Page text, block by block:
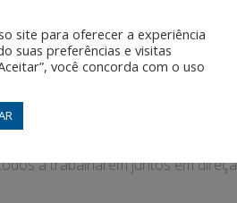
e o ambiente de negócios
necessário.
as decisões, inspirando a
a trabalharem juntos em
site para oferecer a experiência
suas preferências e visitas
você concorda com o uso